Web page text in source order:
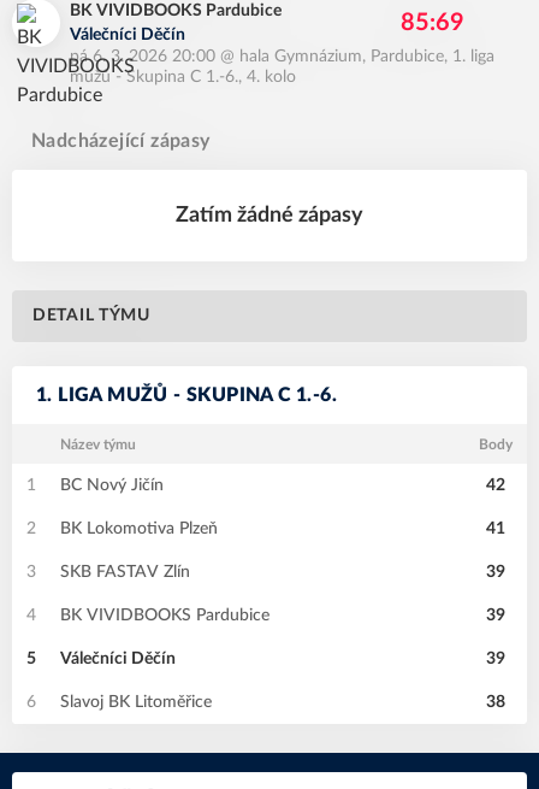
BK VIVIDBOOKS Pardubice
Válečníci Děčín
85:69
pá 6. 3. 2026 20:00 @ hala Gymnázium, Pardubice, 1. liga
mužů - Skupina C 1.-6., 4. kolo
Nadcházející zápasy
Zatím žádné zápasy
DETAIL TÝMU
1. LIGA MUŽŮ - SKUPINA C 1.-6.
Název týmu Body
1 BC Nový Jičín 42
2 BK Lokomotiva Plzeň 41
3 SKB FASTAV Zlín 39
4 BK VIVIDBOOKS Pardubice 39
5 Válečníci Děčín 39
6 Slavoj BK Litoměřice 38